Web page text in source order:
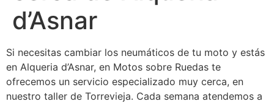
d’Asnar
Si necesitas cambiar los neumáticos de tu moto y estás
en Alqueria d’Asnar, en Motos sobre Ruedas te
ofrecemos un servicio especializado muy cerca, en
nuestro taller de Torrevieja. Cada semana atendemos a